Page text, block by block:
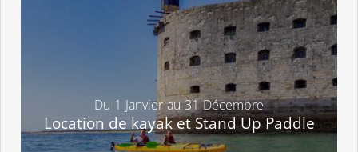
Du 1 Janvier au 31 Décembre
Location de kayak et Stand Up Paddle